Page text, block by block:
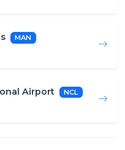
MAN
Airport NCL